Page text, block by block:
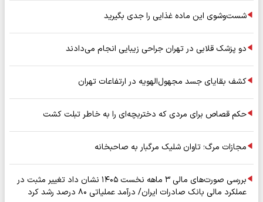
شست‌وشوی این ماده غذایی را جدی بگیرید
دو پزشک قلابی در تهران جراحی زیبایی انجام می‌دادند
کشف بقایای جسد مجهول‌الهویه در ارتفاعات تهران
حکم قصاص برای مردی که دختربچه‌ای را به خاطر تبلت کشت
مجازات مرگ؛ تاوان شلیک مرگبار به صاحبخانه
بررسی صورت‌های مالی ۳ ماهه نخست ۱۴۰۵ نشان داد تغییر مثبت در
عملکرد مالی بانک صادرات ایران/ درآمد عملیاتی ۸۰ درصد رشد کرد